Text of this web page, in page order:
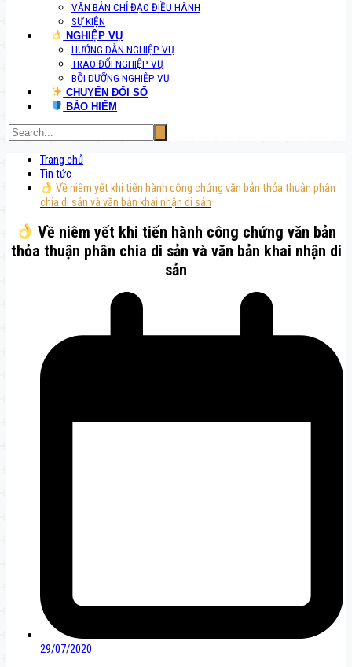
VĂN BẢN CHỈ ĐẠO ĐIỀU HÀNH
SỰ KIỆN
NGHIỆP VỤ
HƯỚNG DẪN NGHIỆP VỤ
TRAO ĐỔI NGHIỆP VỤ
BỒI DƯỠNG NGHIỆP VỤ
CHUYỂN ĐỔI SỐ
BẢO HIỂM
Trang chủ
Tin tức
Về niêm yết khi tiến hành công chứng văn bản thỏa thuận phân
chia di sản và văn bản khai nhận di sản
Về niêm yết khi tiến hành công chứng văn bản
thỏa thuận phân chia di sản và văn bản khai nhận di
sản
29/07/2020